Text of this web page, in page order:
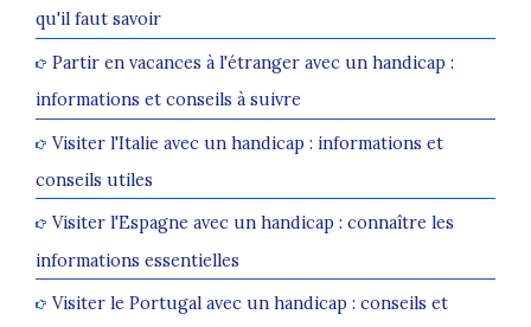
qu'il faut savoir
Partir en vacances à l'étranger avec un handicap :
informations et conseils à suivre
Visiter l'Italie avec un handicap : informations et
conseils utiles
Visiter l'Espagne avec un handicap : connaître les
informations essentielles
Visiter le Portugal avec un handicap : conseils et